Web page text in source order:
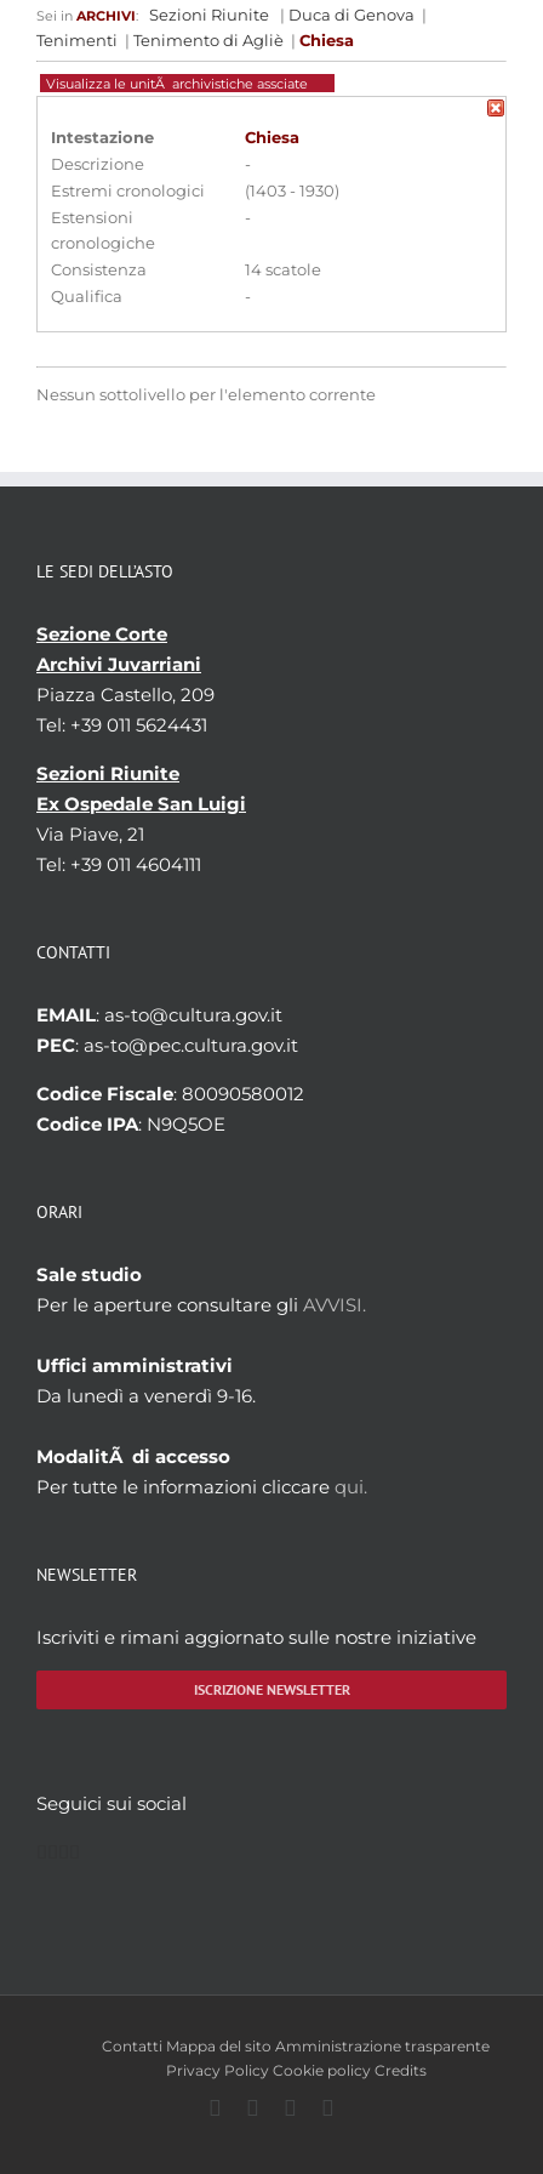
Sei in ARCHIVI: Sezioni Riunite | Duca di Genova |
Tenimenti | Tenimento di Agliè | Chiesa
Visualizza le unitÃ archivistiche assciate
Intestazione
Chiesa
Descrizione
-
Estremi cronologici
(1403 - 1930)
Estensioni
cronologiche
-
Consistenza
14 scatole
Qualifica
-
Nessun sottolivello per l'elemento corrente
LE SEDI DELL’ASTO
Sezione Corte
Archivi Juvarriani
Piazza Castello, 209
Tel: +39 011 5624431
Sezioni Riunite
Ex Ospedale San Luigi
Via Piave, 21
Tel: +39 011 4604111
CONTATTI
EMAIL: as-to@cultura.gov.it
PEC: as-to@pec.cultura.gov.it
Codice Fiscale: 80090580012
Codice IPA: N9Q5OE
ORARI
Sale studio
Per le aperture consultare gli AVVISI.
Uffici amministrativi
Da lunedì a venerdì 9-16.
ModalitÃ di accesso
Per tutte le informazioni cliccare qui.
NEWSLETTER
Iscriviti e rimani aggiornato sulle nostre iniziative
ISCRIZIONE NEWSLETTER
Seguici sui social
Contatti Mappa del sito Amministrazione trasparente
Privacy Policy Cookie policy Credits
Facebook
TwitterYouTube